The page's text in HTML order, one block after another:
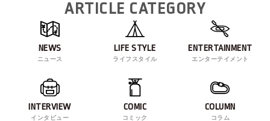
ARTICLE CATEGORY
NEWS
ニュース
LIFE STYLE
ライフスタイル
ENTERTAINMENT
エンターテイメント
INTERVIEW
インタビュー
COMIC
コミック
COLUMN
コラム